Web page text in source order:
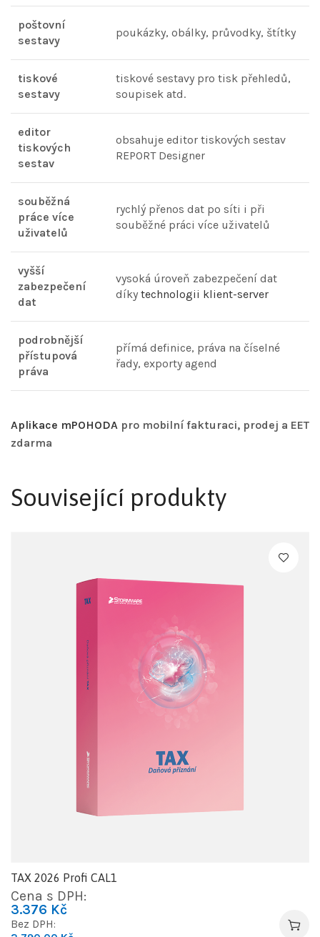
poštovní
sestavy
poukázky, obálky, průvodky, štítky
tiskové
sestavy
tiskové sestavy pro tisk přehledů,
soupisek atd.
editor
tiskových
sestav
obsahuje editor tiskových sestav
REPORT Designer
souběžná
práce více
uživatelů
rychlý přenos dat po síti i při
souběžné práci více uživatelů
vyšší
zabezpečení
dat
vysoká úroveň zabezpečení dat
díky technologii klient-server
podrobnější
přístupová
práva
přímá definice, práva na číselné
řady, exporty agend
Aplikace mPOHODA pro mobilní fakturaci, prodej a EET
zdarma
Související produkty
TAX 2026 Profi CAL1
Cena s DPH:
3.376 Kč
Bez DPH: